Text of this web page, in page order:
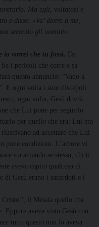
Ma egli, voltatosi e
e disse: «Va’ dietro a me,
secondo gli uomini».
io vorrei che tu fossi.
Da
i pericoli che corre e sa
questo annuncio: “Vado a
E ogni volta i suoi discepoli
ogni volta, Gesù dovrà
che Lui pone per seguirlo.
per quello che era: Lui era
ad accettare che Lui
pone condizioni. L’amore vi
sta amando se stesso; chi ti
aveva capito qualcosa di
di Gesù erano i sacerdoti e i
Cristo”, il Messia quello che
Eppure aveva visto Gesù con
tutto questo non lo aveva